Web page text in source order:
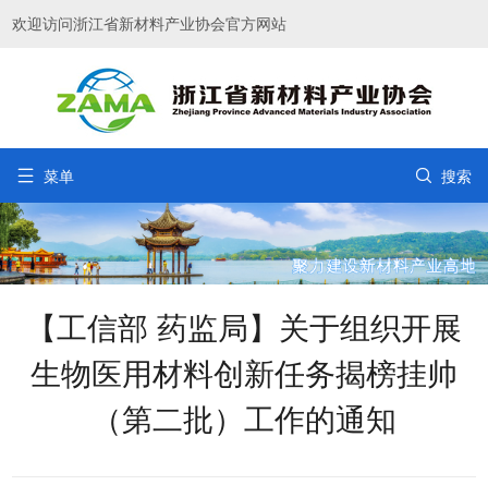
欢迎访问浙江省新材料产业协会官方网站
 菜单  搜索
【工信部 药监局】关于组织开展
生物医用材料创新任务揭榜挂帅
（第二批）工作的通知